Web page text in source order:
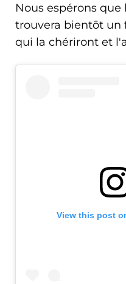
Nous espérons
trouvera bientôt un
qui la chériront et
View this post